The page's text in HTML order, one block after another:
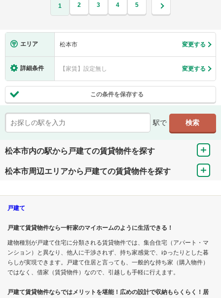
1 2 3 4 5
エリア 松本市 変更する
詳細条件 【家賃】設定無し 変更する
この条件を保存する
駅で
松本市内の駅から戸建ての賃貸物件を探す
松本市周辺エリアから戸建ての賃貸物件を探す
戸建て
戸建て賃貸物件なら一軒家のマイホームのように生活できる！
建物種別が戸建て住宅に分類される賃貸物件では、集合住宅（アパート・マ
ンション）と異なり、他人に干渉されず、持ち家感覚で、ゆったりとした暮
らしが実現できます。戸建て住居と言っても、一般的な持ち家（購入物件）
ではなく、借家（賃貸物件）なので、引越しも手軽に行えます。
戸建て賃貸物件ならではメリットを堪能！広めの設計で収納もらくらく！居